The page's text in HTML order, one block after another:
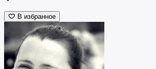
В избранное